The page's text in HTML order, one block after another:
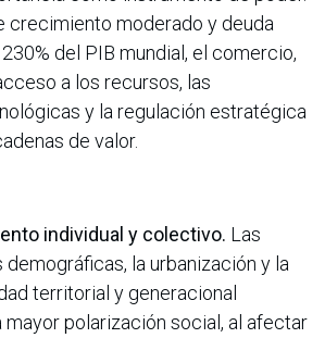
crecimiento moderado y deuda
del PIB mundial, el comercio,
a los recursos, las
y la regulación estratégica
de valor.
individual y colectivo. Las
la urbanización y la
territorial y generacional
mayor polarización social, al afectar